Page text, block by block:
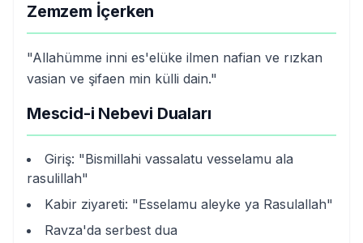
Zemzem İçerken
"Allahümme inni es'elüke ilmen nafian ve rızkan
vasian ve şifaen min külli dain."
Mescid-i Nebevi Duaları
Giriş: "Bismillahi vassalatu vesselamu ala
rasulillah"
Kabir ziyareti: "Esselamu aleyke ya Rasulallah"
Ravza'da serbest dua